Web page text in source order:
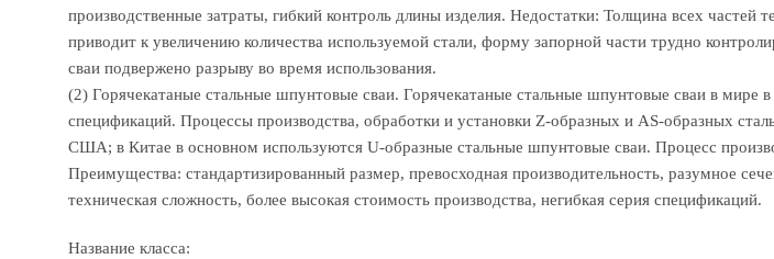
производственные затраты, гибкий контроль длины изделия. Недостатки: Толщина всех
приводит к увеличению количества используемой стали, форму запорной части трудно
сваи подвержено разрыву во время использования.
(2) Горячекатаные стальные шпунтовые сваи. Горячекатаные стальные шпунтовые сваи в
спецификаций. Процессы производства, обработки и установки Z-образных и AS-образных
США; в Китае в основном используются U-образные стальные шпунтовые сваи. Процесс
Преимущества: стандартизированный размер, превосходная производительность, разумное
техническая сложность, более высокая стоимость производства, негибкая серия спецификаций.
Название класса: